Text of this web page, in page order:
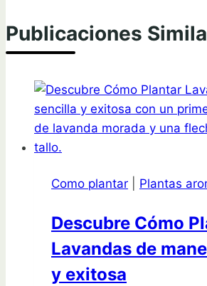
Publicaciones
Como plantar Plantas
Descubre Cómo
Lavandas de
y exitosa